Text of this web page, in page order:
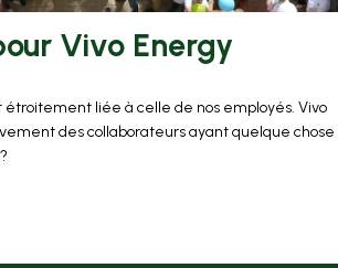
Vivo Energy
liée à celle de nos employés. Vivo
des collaborateurs ayant quelque chose